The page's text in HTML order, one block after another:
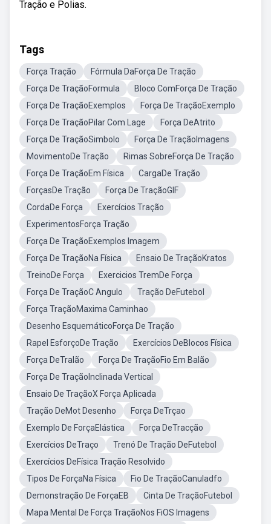
Tração e Polias.
Tags
Força Tração
Fórmula DaForça De Tração
Força De TraçãoFormula
Bloco ComForça De Tração
Força De TraçãoExemplos
Força De TraçãoExemplo
Força De TraçãoPilar Com Lage
Força DeAtrito
Força De TraçãoSimbolo
Força De TraçãoImagens
MovimentoDe Tração
Rimas SobreForça De Tração
Força De TraçãoEm Física
CargaDe Tração
ForçasDe Tração
Força De TraçãoGIF
CordaDe Força
Exercícios Tração
ExperimentosForça Tração
Força De TraçãoExemplos Imagem
Força De TraçãoNa Física
Ensaio De TraçãoKratos
TreinoDe Força
Exercicios TremDe Força
Força De TraçãoC Angulo
Tração DeFutebol
Força TraçãoMaxima Caminhao
Desenho EsquemáticoForça De Tração
Rapel EsforçoDe Tração
Exercícios DeBlocos Física
Força DeTralão
Força De TraçãoFio Em Balão
Força De TraçãoInclinada Vertical
Ensaio De TraçãoX Força Aplicada
Tração DeMot Desenho
Força DeTrçao
Exemplo De ForçaElástica
Força DeTracção
Exercícios DeTraço
Trenó De Tração DeFutebol
Exercícios DeFísica Tração Resolvido
Tipos De ForçaNa Física
Fio De TraçãoCanuladfo
Demonstração De ForçaEB
Cinta De TraçãoFutebol
Mapa Mental De Força TraçãoNos FiOS Imagens